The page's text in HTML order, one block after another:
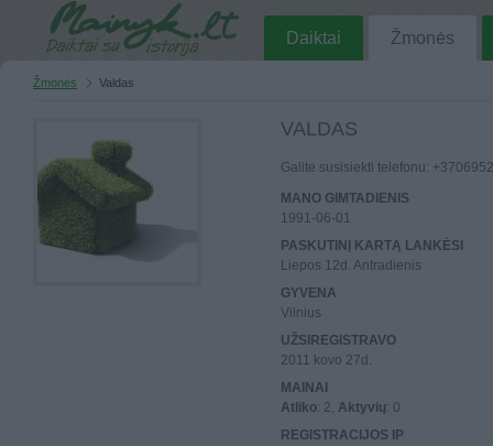
Daiktai Žmonės
Žmonės Valdas
VALDAS
Galite susisiekti telefonu:
MANO GIMTADIENIS
1991-06-01
PASKUTINĮ KARTĄ LANKĖSI
Liepos 12d. Antradienis
GYVENA
Vilnius
UŽSIREGISTRAVO
2011 kovo 27d.
MAINAI
Atliko: 2, Aktyvių: 0
REGISTRACIJOS IP